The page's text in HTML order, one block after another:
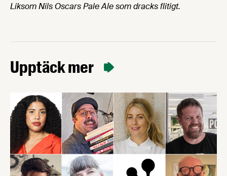
Liksom Nils Oscars Pale Ale som dracks flitigt.
Upptäck mer